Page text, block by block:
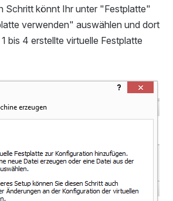
Schritt könnt Ihr unter "Festplatte"
verwenden" auswählen und dort
bis 4 erstellte virtuelle Festplatte